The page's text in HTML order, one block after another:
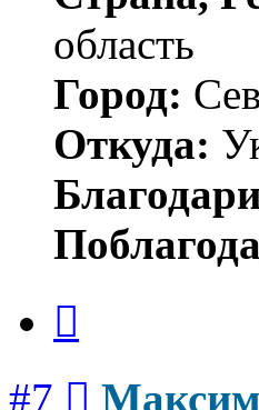
область
Город:
Откуда:
#7